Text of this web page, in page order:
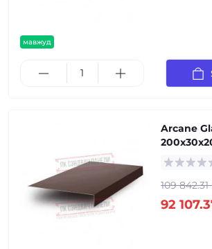
мавжуд
Arcane
109 842.31
92